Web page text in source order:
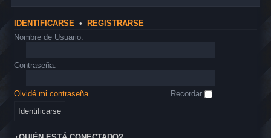
IDENTIFICARSE • REGISTRARSE
Nombre de Usuario:
Contraseña:
Olvidé mi contraseña Recordar